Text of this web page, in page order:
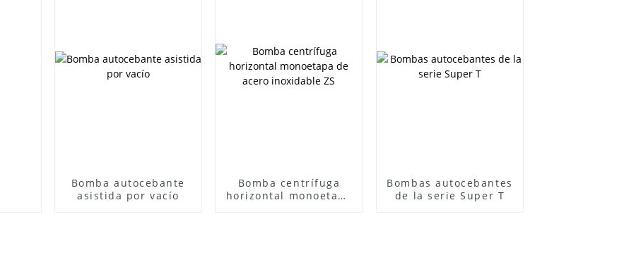
Bomba autocebante
asistida por vacío
Bomba centrífuga
horizontal monoetapa
Bombas autocebantes
de la serie Super T